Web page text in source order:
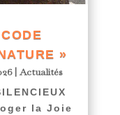
»
|Actualités
la Joie